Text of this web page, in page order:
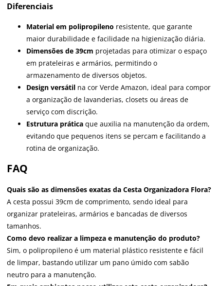
Diferenciais
Material em polipropileno resistente, que garante
maior durabilidade e facilidade na higienização diária.
Dimensões de 39cm projetadas para otimizar o espaço
em prateleiras e armários, permitindo o
armazenamento de diversos objetos.
Design versátil na cor Verde Amazon, ideal para compor
a organização de lavanderias, closets ou áreas de
serviço com discrição.
Estrutura prática que auxilia na manutenção da ordem,
evitando que pequenos itens se percam e facilitando a
rotina de organização.
FAQ
Quais são as dimensões exatas da Cesta Organizadora Flora?
A cesta possui 39cm de comprimento, sendo ideal para
organizar prateleiras, armários e bancadas de diversos
tamanhos.
Como devo realizar a limpeza e manutenção do produto?
Sim, o polipropileno é um material plástico resistente e fácil
de limpar, bastando utilizar um pano úmido com sabão
neutro para a manutenção.